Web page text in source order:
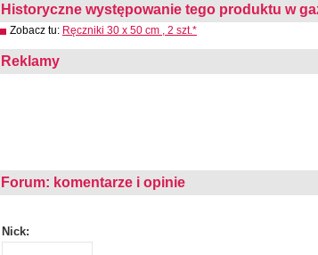
Historyczne występowanie tego produktu w
Zobacz tu: Ręczniki 30 x 50 cm , 2 szt.*
Reklamy
Forum: komentarze i opinie
Nick: